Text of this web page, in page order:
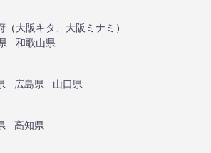
（大阪キタ 大阪ミナミ ）
和歌山県
広島県
山口県
高知県